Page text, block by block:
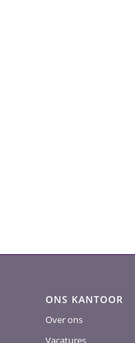
ONS KANTOOR
Over ons
Vacatures